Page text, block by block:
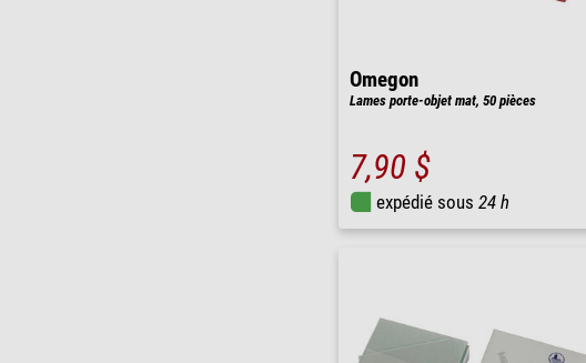
Omegon
Lames porte-objet mat, 50 pièces
7,90 $
expédié sous 24 h